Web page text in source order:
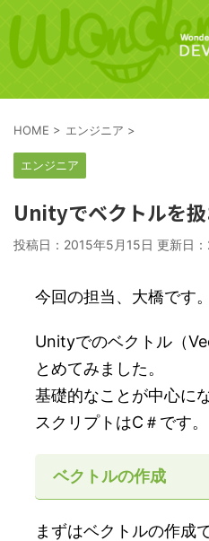
HOME > エンジニア >
エンジニア
Unityでベクトルを扱
投稿日：2015年5月15日 更新日：
今回の担当、大橋です。
Unityでのベクトル（
とめてみました。
基礎的なことが中心に
スクリプトはC＃です。
ベクトルの作成
まずはベクトルの作成で